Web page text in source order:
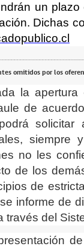
un
Dichas
omitidos por los
la
de
podrásolicitar
no les
de los
de
informe de
través del